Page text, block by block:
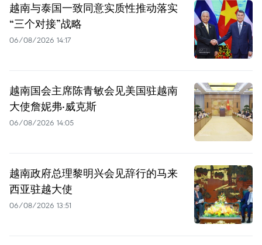
越南与泰国一致同意实质性推动落实
“三个对接”战略
06/08/2026 14:17
越南国会主席陈青敏会见美国驻越南
大使詹妮弗·威克斯
06/08/2026 14:05
越南政府总理黎明兴会见辞行的马来
西亚驻越大使
06/08/2026 13:51